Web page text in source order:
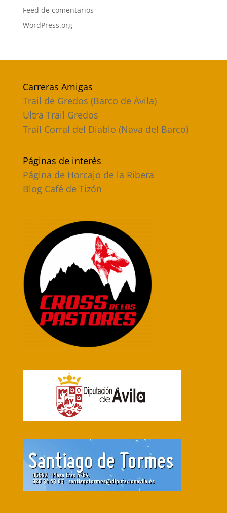
Feed de comentarios
WordPress.org
Carreras Amigas
Trail de Gredos (Barco de Ávila)
Ultra Trail Gredos
Trail Corral del Diablo (Nava del Barco)
Páginas de interés
Página de Horcajo de la Ribera
Blog Café de Tizón